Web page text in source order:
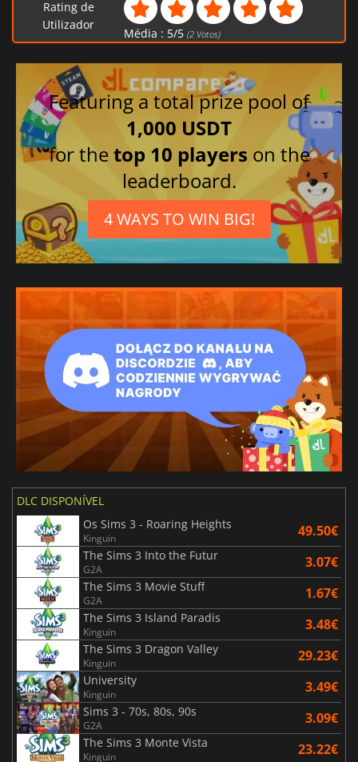
Rating de
Utilizador
Média : 5/5 (2Votos)
Featuring a total prize pool of
1,000 USDT
for thetop 10 players on the
leaderboard.
4 WAYS TO WIN BIG!
DLC DISPONÍVEL
Os Sims 3 - Roaring Heights
Kinguin 49.50€
The Sims 3 Into the Futur
G2A 3.07€
The Sims 3 Movie Stuff
G2A 1.67€
The Sims 3 Island Paradis
Kinguin 3.48€
The Sims 3 Dragon Valley
Kinguin 29.23€
University
Kinguin 3.49€
Sims 3 - 70s, 80s, 90s
G2A 3.09€
The Sims 3 Monte Vista
Kinguin 23.22€